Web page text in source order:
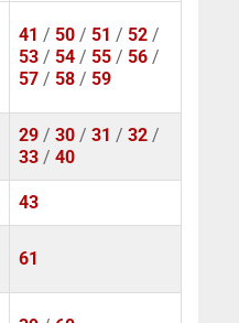
41 / 50 / 51 / 52 /
53 / 54 / 55 / 56 /
57 / 58 / 59
29 / 30 / 31 / 32 /
33 / 40
43
61